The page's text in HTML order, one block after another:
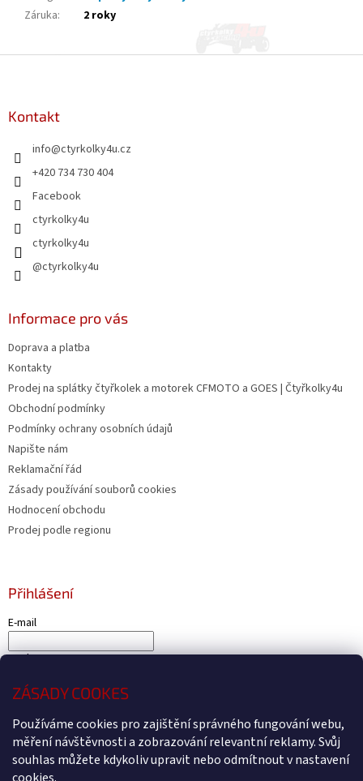
ZÁSADY COOKES
Používáme cookies pro zajištění správného fungování webu,
měření návštěvnosti a zobrazování relevantní reklamy. Svůj
souhlas můžete kdykoliv upravit nebo odmítnout v nastavení
Záruka: 2 roky
Kontakt
info@ctyrkolky4u.cz
+420 734 730 404
Facebook
ctyrkolky4u
ctyrkolky4u
@ctyrkolky4u
Informace pro vás
Doprava a platba
Kontakty
Prodej na splátky čtyřkolek a motorek CFMOTO a GOES | Čtyřkolky4u
Obchodní podmínky
Podmínky ochrany osobních údajů
Napište nám
Reklamační řád
Zásady používání souborů cookies
Hodnocení obchodu
Prodej podle regionu
Přihlášení
E-mail
Heslo
PŘIHLÁSIT SE
Nová registraceZapomenuté heslo